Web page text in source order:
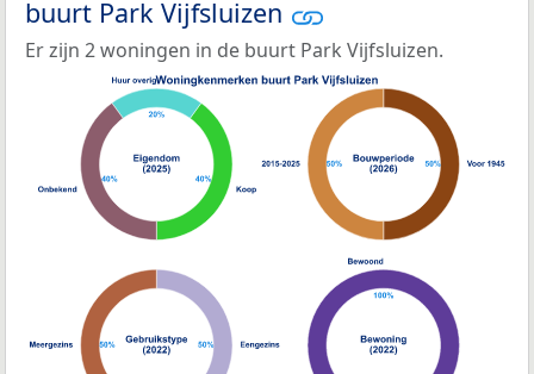
buurt Park Vijfsluizen
Er zijn 2 woningen in de buurt Park Vijfsluizen.